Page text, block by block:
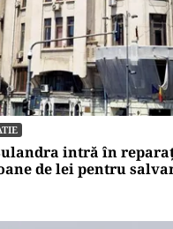
intră în
de lei pentru